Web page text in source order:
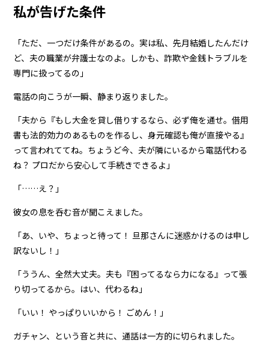
私が告げた条件
「ただ、一つだけ条件があるの。実は私、先月結婚したんだけ
ど、夫の職業が弁護士なのよ。しかも、詐欺や金銭トラブルを
専門に扱ってるの」
電話の向こうが一瞬、静まり返りました。
「夫から『もし大金を貸し借りするなら、必ず俺を通せ。借用
書も法的効力のあるものを作るし、身元確認も俺が直接やる』
って言われててね。ちょうど今、夫が隣にいるから電話代わる
ね？ プロだから安心して手続きできるよ」
「……え？」
彼女の息を呑む音が聞こえました。
「あ、いや、ちょっと待って！ 旦那さんに迷惑かけるのは申し
訳ないし！」
「ううん、全然大丈夫。夫も『困ってるなら力になる』って張
り切ってるから。はい、代わるね」
「いい！ やっぱりいいから！ ごめん！」
ガチャン、という音と共に、通話は一方的に切られました。